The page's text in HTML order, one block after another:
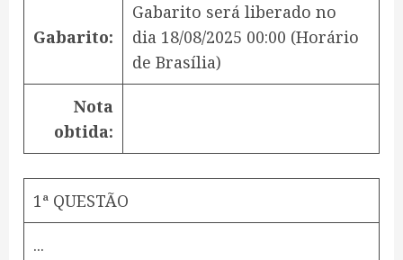
Gabarito:
Gabarito será liberado no
dia 18/08/2025 00:00 (Horário
de Brasília)
Nota
obtida:
1ª QUESTÃO
...